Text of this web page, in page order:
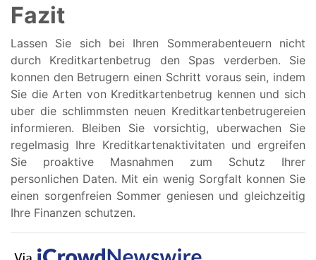
Fazit
Lassen Sie sich bei Ihren Sommerabenteuern nicht
durch Kreditkartenbetrug den Spas verderben. Sie
konnen den Betrugern einen Schritt voraus sein, indem
Sie die Arten von Kreditkartenbetrug kennen und sich
uber die schlimmsten neuen Kreditkartenbetrugereien
informieren. Bleiben Sie vorsichtig, uberwachen Sie
regelmasig Ihre Kreditkartenaktivitaten und ergreifen
Sie proaktive Masnahmen zum Schutz Ihrer
personlichen Daten. Mit ein wenig Sorgfalt konnen Sie
einen sorgenfreien Sommer geniesen und gleichzeitig
Ihre Finanzen schutzen.